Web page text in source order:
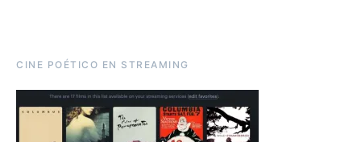
CINE POÉTICO EN STREAMING